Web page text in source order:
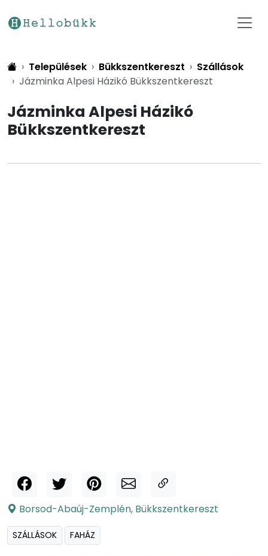
Települések Bükkszentkereszt
Szállások
Jázminka Alpesi Házikó Bükkszentkereszt
Jázminka Alpesi Házikó
Bükkszentkereszt
Borsod-Abaúj-Zemplén, Bükkszentkereszt
SZÁLLÁSOK FAHÁZ